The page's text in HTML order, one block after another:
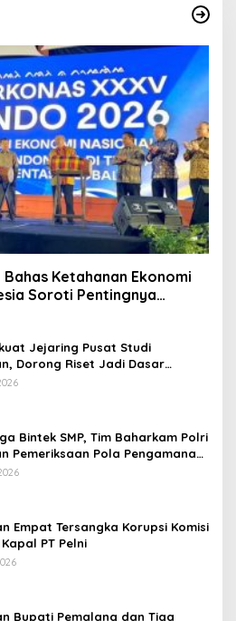
Bahas Ketahanan Ekonomi
Soroti Pentingnya
Jejaring Pusat Studi
Dorong Riset Jadi Dasar
dan Inovasi
Bintek SMP, Tim Baharkam Polri
Pemeriksaan Pola Pengamanan
Patra Niaga Jabar
Empat Tersangka Korupsi Komisi
PT Pelni
Bupati Pemalang dan Tiga